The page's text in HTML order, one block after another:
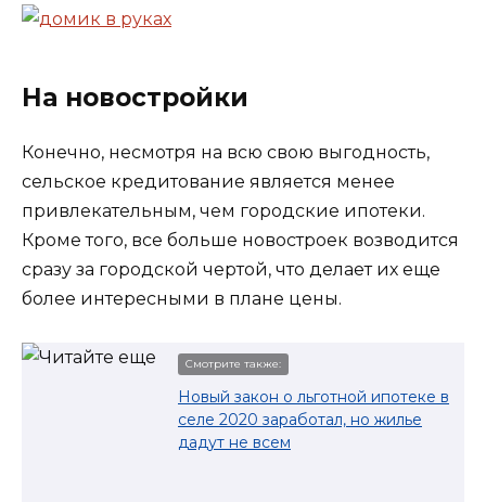
На новостройки
Конечно, несмотря на всю свою выгодность,
сельское кредитование является менее
привлекательным, чем городские ипотеки.
Кроме того, все больше новостроек возводится
сразу за городской чертой, что делает их еще
более интересными в плане цены.
Смотрите также:
Новый закон о льготной ипотеке в
селе 2020 заработал, но жилье
дадут не всем